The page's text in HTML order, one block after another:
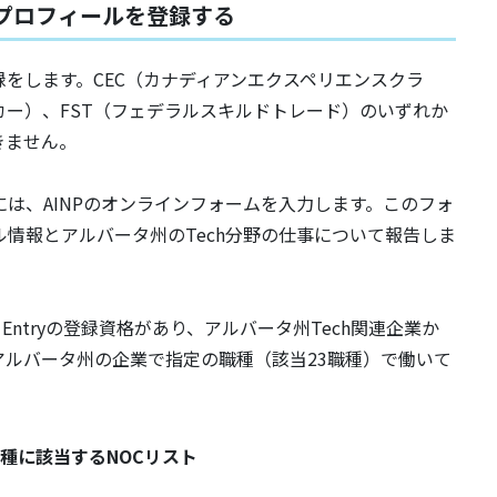
フィールを登録する
します。CEC（カナディアンエクスペリエンスクラ
）、FST（フェデラルスキルドトレード）のいずれか
せん。
、AINPのオンラインフォームを入力します。このフォ
報とアルバータ州のTech分野の仕事について報告しま
の登録資格があり、アルバータ州Tech関連企業か
バータ州の企業で指定の職種（該当23職種）で働いて
該当するNOCリスト